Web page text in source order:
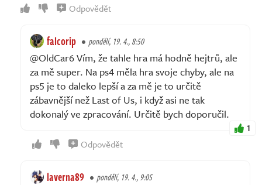
Odpovědět
falcorip pondělí, 19. 4., 8:50
@OldCar6 Vím, že tahle hra má hodně hejtrů, ale
za mě super. Na ps4 měla hra svoje chyby, ale na
ps5 je to daleko lepší a za mě je to určitě
zábavnější než Last of Us, i když asi ne tak
dokonalý ve zpracování. Určitě bych doporučil.
1
Odpovědět
laverna89 pondělí, 19. 4., 9:05